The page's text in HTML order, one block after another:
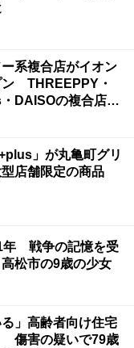
系複合店がイオン
ン THREEPPY・
DAISOの複合店は
」が丸亀町グリ
店舗限定の商品
年 戦争の記憶を受
松市の9歳の少女
る」高齢者向け住宅
傷害の疑いで79歳